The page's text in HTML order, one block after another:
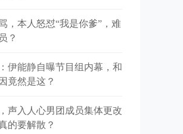
，本人怒怼“我是你爹”，难
？
伊能静自曝节目组内幕，和
竟然是这？
声入人心男团成员集体更改
的要解散？